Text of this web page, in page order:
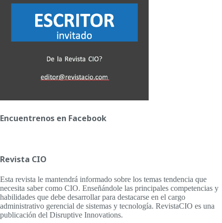
Encuentrenos en Facebook
Revista CIO
Esta revista le mantendrá informado sobre los temas tendencia que
necesita saber como CIO. Enseñándole las principales competencias y
habilidades que debe desarrollar para destacarse en el cargo
administrativo gerencial de sistemas y tecnología. RevistaCIO es una
publicación del Disruptive Innovations.